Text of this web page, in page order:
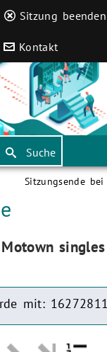
Sitzung beenden
SpracheFragen
Kontakt
Suche
Sitzungsende
mit: